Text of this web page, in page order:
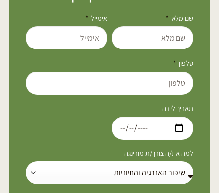
שם מלא אימייל
טלפון
תאריך לידה
למה את/ה צורך/ת מורינגה